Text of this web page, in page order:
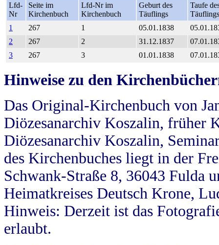
Lfd-
Nr
Seite im
Kirchenbuch
Lfd-Nr im
Kirchenbuch
Geburt des
Täuflings
Taufe
Täuflings
1
267 1 05.01.1838
2
267 2 31.12.1837
3
267 3 01.01.1838
Hinweise zu den
Das Original-Kirchenbuch von
Diözesanarchiv Koszalin, früher
Diözesanarchiv Koszalin,
des Kirchenbuches liegt in der
Schwank-Straße 8, 36043 Fulda
Heimatkreises Deutsch Krone,
Hinweis: Derzeit ist das
erlaubt.